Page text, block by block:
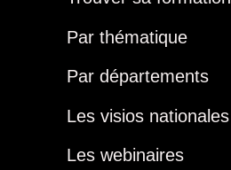
Par thématique
Par départements
Les visios nationales
Les webinaires